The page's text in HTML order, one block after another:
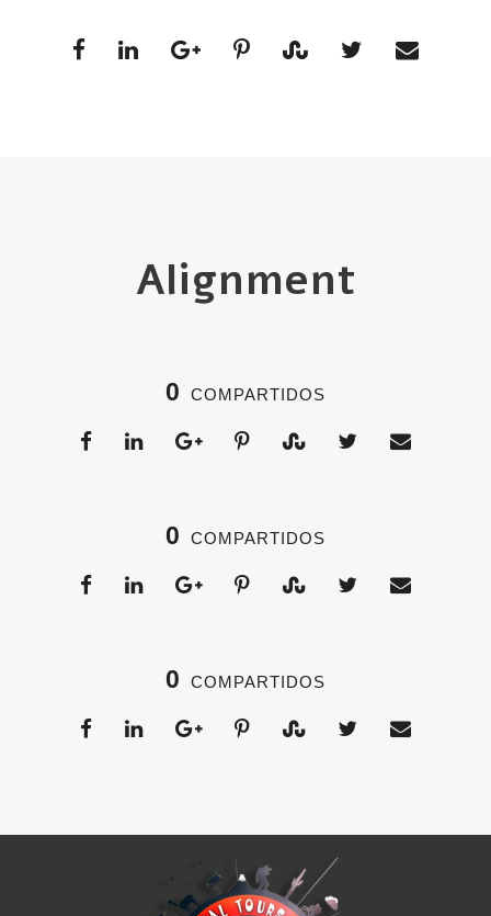
Alignment
0 COMPARTIDOS
0 COMPARTIDOS
0 COMPARTIDOS